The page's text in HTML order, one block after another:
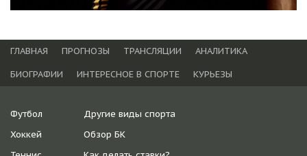
ГЛАВНАЯ ПРОГНОЗЫ ТРАНСЛЯЦИИ
АНАЛИТИКА
БИОГРАФИИ
ИНТЕРЕСНОЕ В СПОРТЕ КУРЬЕЗЫ
Футбол
Хоккей
Другие виды спорта
Обзор БК